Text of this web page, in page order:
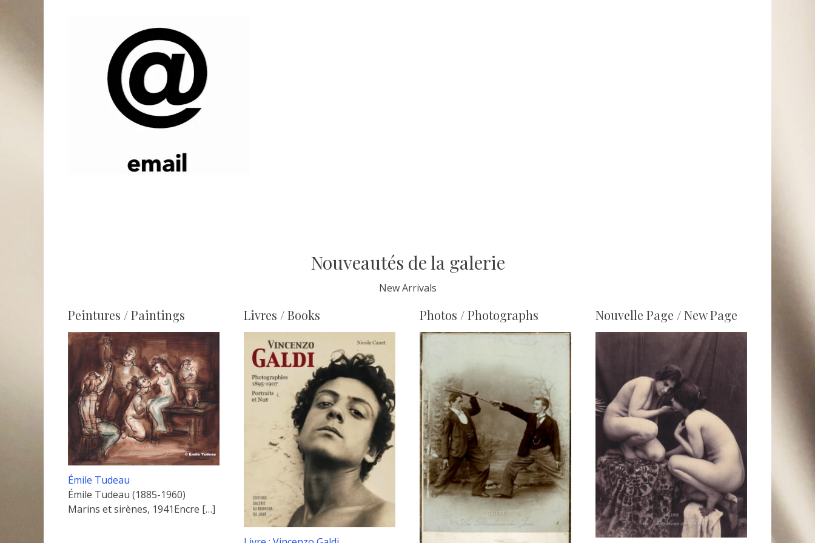
Nouveautés de la galerie
New Arrivals
Peintures / Paintings
Émile Tudeau
Émile Tudeau (1885-1960)
Marins et sirènes, 1941Encre […]
Livres / Books Photos / Photographs Nouvelle Page / New Page